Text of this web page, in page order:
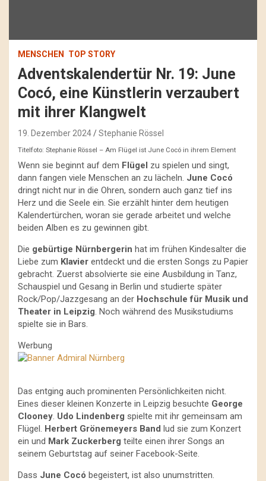
MENSCHEN TOP STORY
Adventskalendertür Nr. 19: June
Cocó, eine Künstlerin verzaubert
mit ihrer Klangwelt
19. Dezember 2024 Stephanie Rössel
Titelfoto: Stephanie Rössel – Am Flügel ist June Cocó in ihrem Element
Wenn sie beginnt auf dem Flügel zu spielen und singt,
dann fangen viele Menschen an zu lächeln. June Cocó
dringt nicht nur in die Ohren, sondern auch ganz tief ins
Herz und die Seele ein. Sie erzählt hinter dem heutigen
Kalendertürchen, woran sie gerade arbeitet und welche
beiden Alben es zu gewinnen gibt.
Die gebürtige Nürnbergerin hat im frühen Kindesalter die
Liebe zum Klavier entdeckt und die ersten Songs zu Papier
gebracht. Zuerst absolvierte sie eine Ausbildung in Tanz,
Schauspiel und Gesang in Berlin und studierte später
Rock/Pop/Jazzgesang an der Hochschule für Musik und
Theater in Leipzig. Noch während des Musikstudiums
spielte sie in Bars.
Werbung
Das entging auch prominenten Persönlichkeiten nicht.
Eines dieser kleinen Konzerte in Leipzig besuchte George
Clooney. Udo Lindenberg spielte mit ihr gemeinsam am
Flügel. Herbert Grönemeyers Band lud sie zum Konzert
ein und Mark Zuckerberg teilte einen ihrer Songs an
seinem Geburtstag auf seiner Facebook-Seite.
Dass June Cocó begeistert, ist also unumstritten.